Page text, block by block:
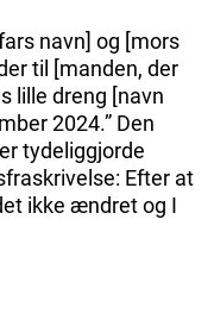
navn] og [mors
til [manden, der
lille dreng [navn
2024.” Den
tydeliggjorde
Efter at
ikke ændret og I